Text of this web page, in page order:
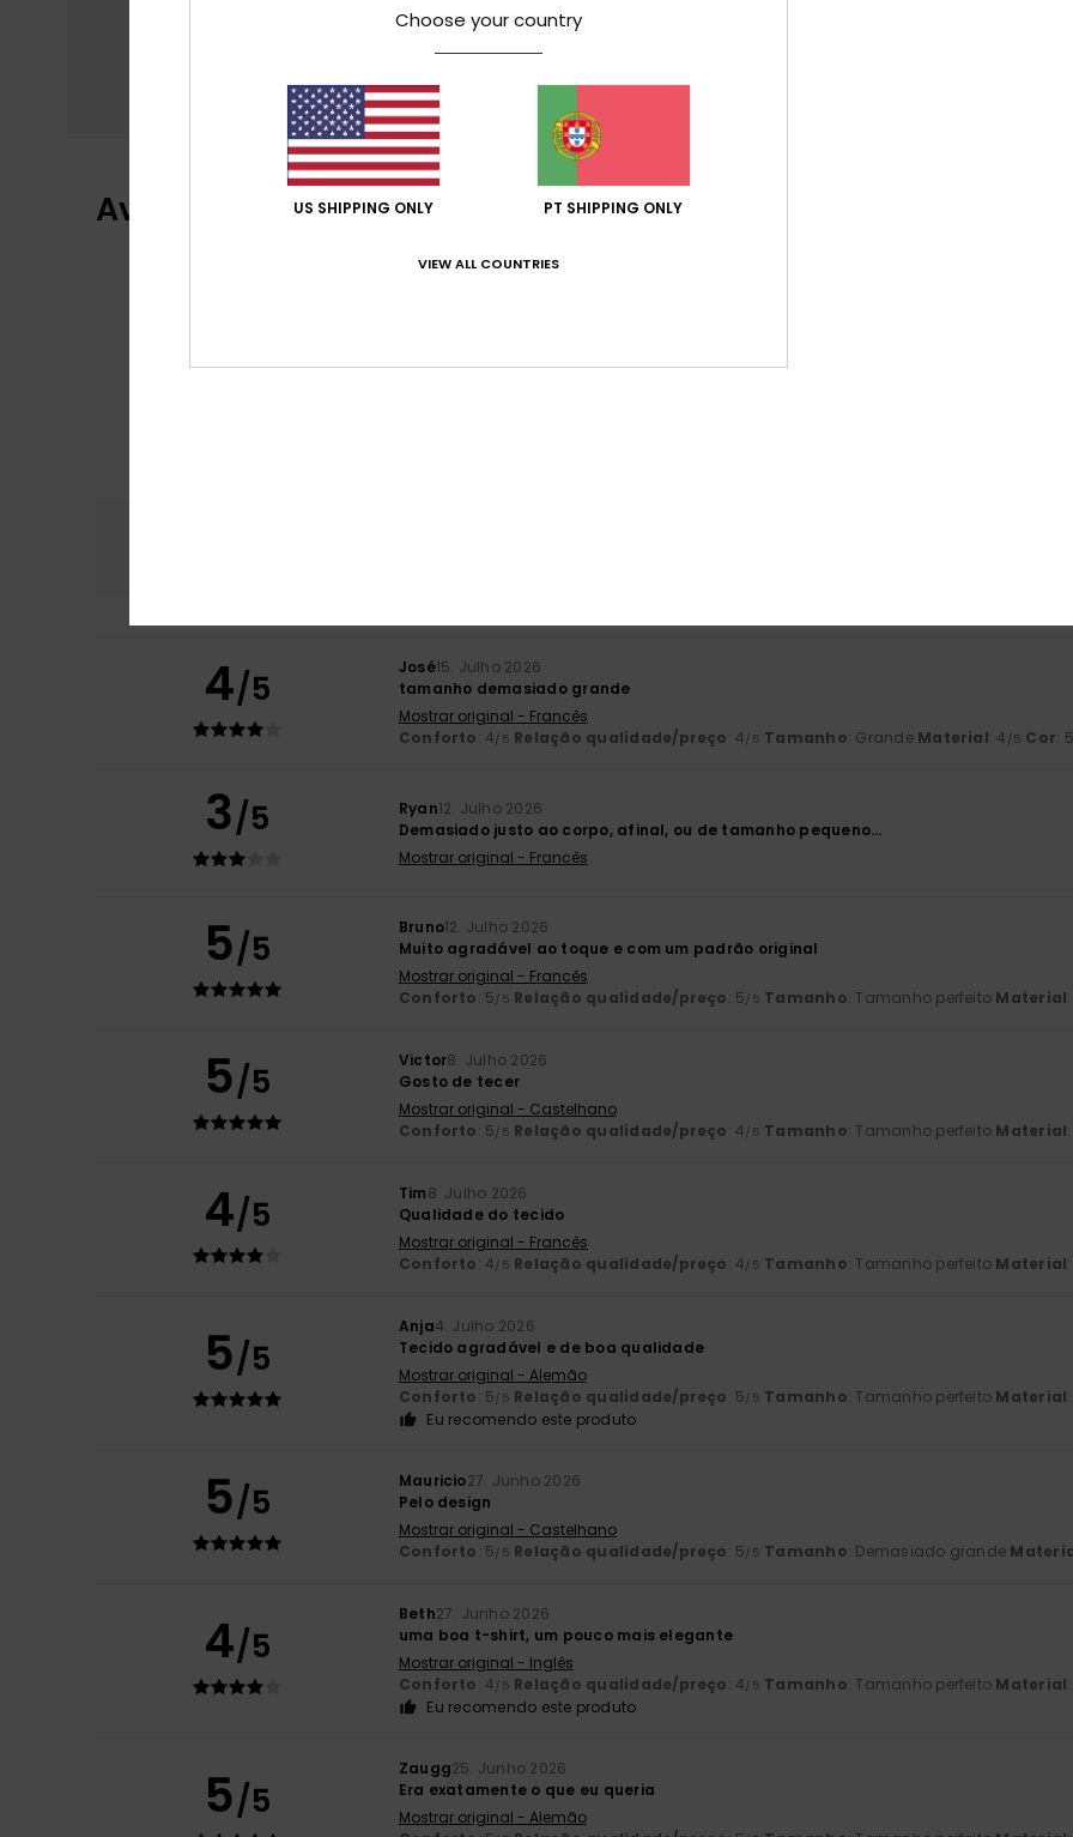
Avaliações dos clientes
4.7
4/5 José15. Julho 2026
tamanho demasiado grande
Mostrar original - Francês
Conforto: 4/5 Relação qualidade/preço: 4/5 Tamanho: Grande Material: 4 /5 Cor: 5
3/5 Ryan12. Julho 2026
Demasiado justo ao corpo, afinal, ou de tamanho pequeno...
Mostrar original - Francês
5/5 Bruno12. Julho 2026
Muito agradável ao toque e com um padrão original
Mostrar original - Francês
Conforto: 5/5 Relação qualidade/preço: 5/5 Tamanho: Tamanho perfeito Material
5/5 Victor8. Julho 2026
Gosto de tecer
Mostrar original - Castelhano
Conforto: 5/5 Relação qualidade/preço: 4/5 Tamanho: Tamanho perfeito Material
4/5 Tim8. Julho 2026
Qualidade do tecido
Mostrar original - Francês
Conforto: 4/5 Relação qualidade/preço: 4/5 Tamanho: Tamanho perfeito Material
5/5
Anja4. Julho 2026
Tecido agradável e de boa qualidade
Mostrar original - Alemão
Conforto: 5/5 Relação qualidade/preço: 5/5 Tamanho: Tamanho perfeito Material
Eu recomendo este produto
5/5 Mauricio27. Junho 2026
Pelo design
Mostrar original - Castelhano
Conforto: 5/5 Relação qualidade/preço: 5/5 Tamanho: Demasiado grande
4/5
Beth27. Junho 2026
uma boa t-shirt, um pouco mais elegante
Mostrar original - Inglês
Conforto: 4/5 Relação qualidade/preço: 4/5 Tamanho: Tamanho perfeito Material
Eu recomendo este produto
5/5
Zaugg25. Junho 2026
Era exatamente o que eu queria
Mostrar original - Alemão
Choose your country
US SHIPPING ONLY PT SHIPPING ONLY
VIEW ALL COUNTRIES